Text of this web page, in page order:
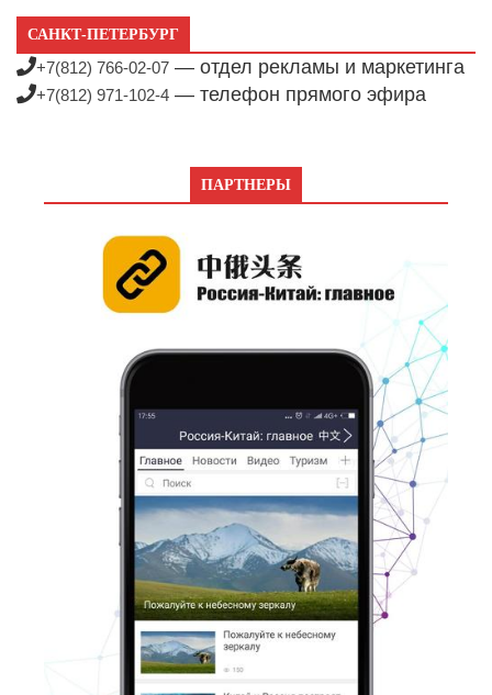
САНКТ-ПЕТЕРБУРГ
+7(812) 766-02-07 — отдел рекламы и маркетинга
+7(812) 971-102-4 — телефон прямого эфира
ПАРТНЕРЫ